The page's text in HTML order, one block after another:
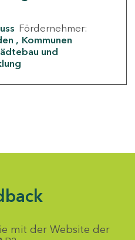
Fördernehmer:
Kommunen
und
mit der Website der